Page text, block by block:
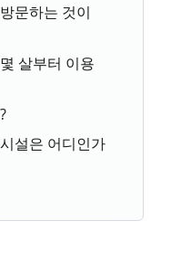
문하는 것이
살부터 이용
설은 어디인가